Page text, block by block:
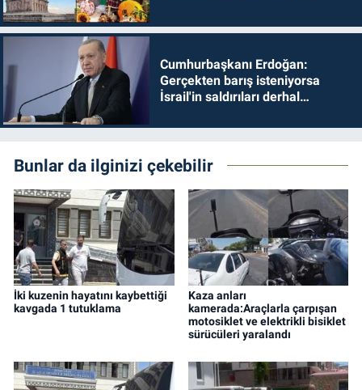
Cumhurbaşkanı Erdoğan:
Gerçekten barış isteniyorsa
İsrail'in saldırıları derhal
Bunlar da ilginizi çekebilir
İki kuzenin hayatını kaybettiği
kavgada 1 tutuklama
Kaza anları
kamerada:Araçlarla çarpışan
motosiklet ve elektrikli bisiklet
sürücüleri yaralandı